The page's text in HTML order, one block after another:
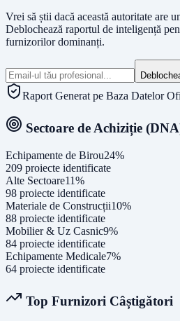
Vrei să știi dacă această autoritate are
Deblochează raportul de inteligență
furnizorilor dominanți.
Raport Generat pe Baza Datelor
Sectoare de Achiziție
Echipamente de Birou24%
209 proiecte identificate
Alte Sectoare11%
98 proiecte identificate
Materiale de Construcții10%
88 proiecte identificate
Mobilier & Uz Casnic9%
84 proiecte identificate
Echipamente Medicale7%
64 proiecte identificate
Top Furnizori Câștigători